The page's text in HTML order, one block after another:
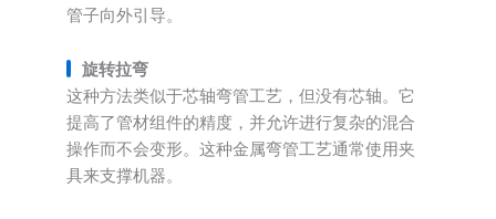
管子向外引导。
旋转拉弯
这种方法类似于芯轴弯管工艺，但没有芯轴。它
提高了管材组件的精度，并允许进行复杂的混合
操作而不会变形。这种金属弯管工艺通常使用夹
具来支撑机器。